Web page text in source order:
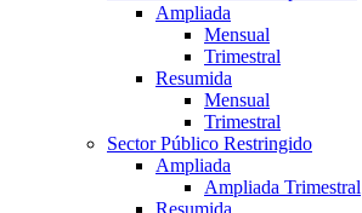
Ampliada
Mensual
Trimestral
Resumida
Mensual
Trimestral
Sector Público Restringido
Ampliada
Ampliada Trimestral
Resumida